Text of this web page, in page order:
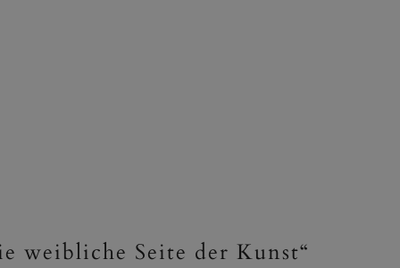
weibliche Seite der Kunst“